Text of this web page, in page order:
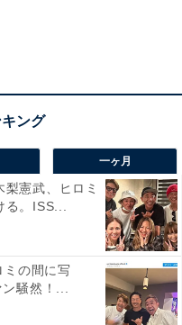
一ヶ月
梨憲武、ヒロミ
る。ISS...
ミの間に写
ン騒然！...